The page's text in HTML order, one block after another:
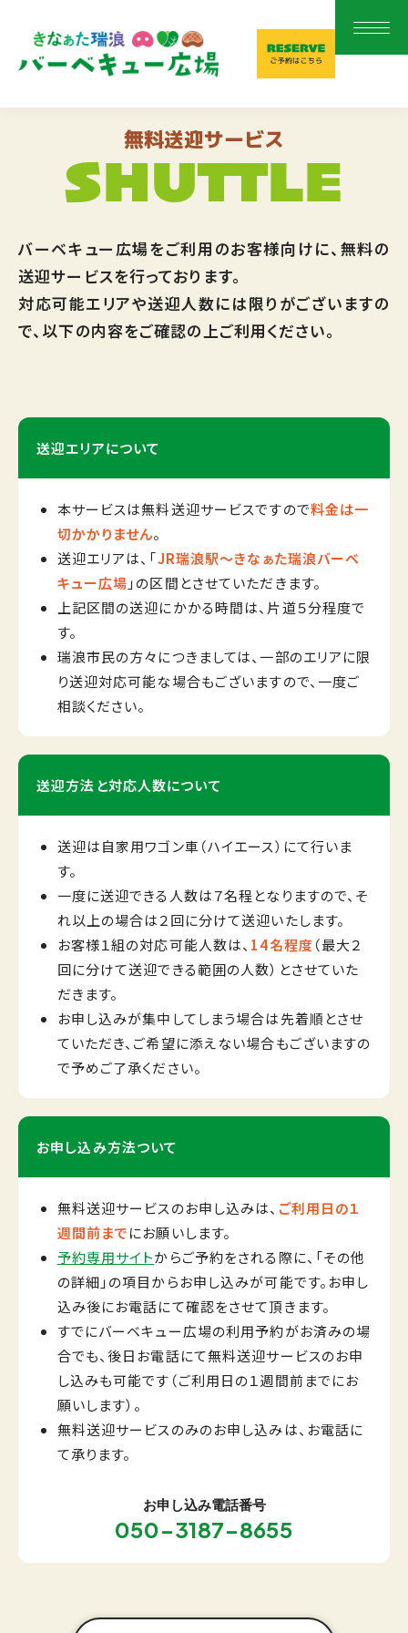
無料送迎サービス
SHUTTLE
バーベキュー広場をご利用のお客様向けに、無料の
送迎サービスを行っております。
対応可能エリアや送迎人数には限りがございますの
で、以下の内容をご確認の上ご利用ください。
送迎エリアについて
本サービスは無料送迎サービスですので料金は一
切かかりません。
送迎エリアは、「JR瑞浪駅〜きなぁた瑞浪バーベ
キュー広場 」の区間とさせていただきます。
上記区間の送迎にかかる時間は、片道５分程度で
す。
瑞浪市民の方々につきましては、一部のエリアに限
り送迎対応可能な場合もございますので、一度ご
相談ください。
送迎方法と対応人数について
送迎は自家用ワゴン車（ハイエース）にて行いま
す。
一度に送迎できる人数は７名程となりますので、そ
れ以上の場合は２回に分けて送迎いたします。
お客様１組の対応可能人数は、 14名程度（最大２
回に分けて送迎できる範囲の人数）とさせていた
だきます。
お申し込みが集中してしまう場合は先着順とさせ
ていただき、ご希望に添えない場合もございますの
で予めご了承ください。
お申し込み方法ついて
無料送迎サービスのお申し込みは、 ご利用日の１
週間前までにお願いします。
予約専用サイトからご予約をされる際に、「その他
の詳細」の項目からお申し込みが可能です。お申し
込み後にお電話にて確認をさせて頂きます。
すでにバーベキュー広場の利用予約がお済みの場
合でも、後日お電話にて無料送迎サービスのお申
し込みも可能です（ご利用日の１週間前までにお
願いします）。
無料送迎サービスのみのお申し込みは、お電話に
て承ります。
お申し込み電話番号
050-3187-8655